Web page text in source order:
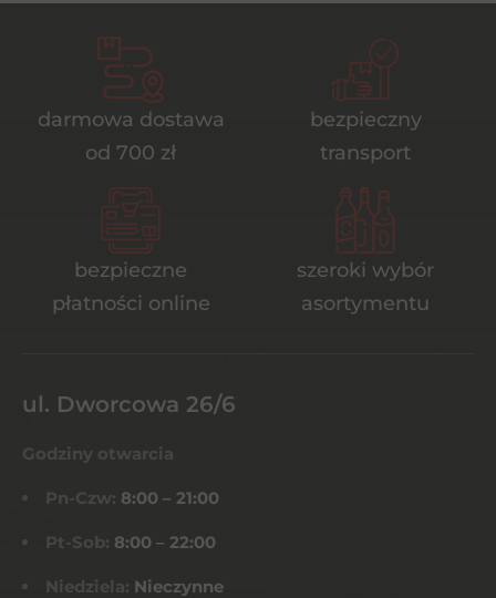
darmowa dostawa
od 700 zł
bezpieczny
transport
bezpieczne
płatności online
szeroki wybór
asortymentu
ul. Dworcowa 26/6
Godziny otwarcia
Pn-Czw: 8:00 – 21:00
Pt-Sob: 8:00 – 22:00
Niedziela: Nieczynne